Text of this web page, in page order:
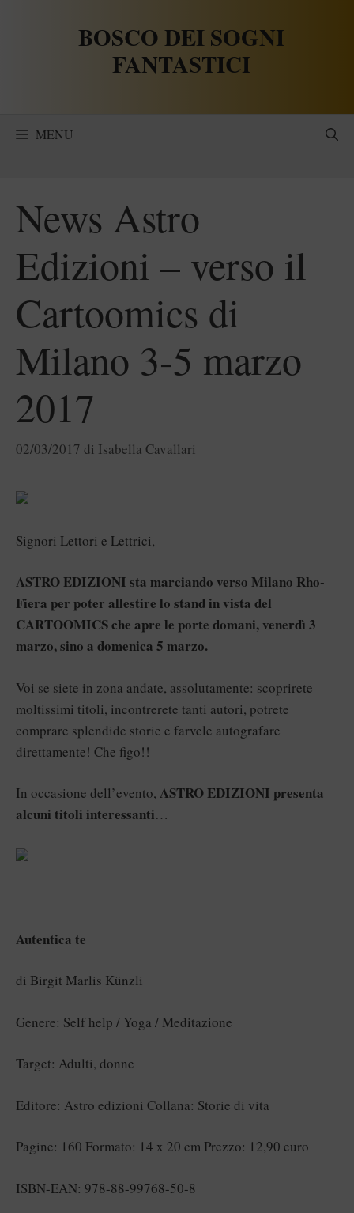
BOSCO DEI SOGNI
FANTASTICI
MENU
News Astro
Edizioni – verso il
Cartoomics di
Milano 3-5 marzo
2017
02/03/2017 di Isabella Cavallari
Signori Lettori e Lettrici,
ASTRO EDIZIONI sta marciando verso Milano Rho-
Fiera per poter allestire lo stand in vista del
CARTOOMICS che apre le porte domani, venerdì 3
marzo, sino a domenica 5 marzo.
Voi se siete in zona andate, assolutamente: scoprirete
moltissimi titoli, incontrerete tanti autori, potrete
comprare splendide storie e farvele autografare
direttamente! Che figo!!
In occasione dell’evento, ASTRO EDIZIONI presenta
alcuni titoli interessanti…
Autentica te
di Birgit Marlis Künzli
Genere: Self help / Yoga / Meditazione
Target: Adulti, donne
Editore: Astro edizioni Collana: Storie di vita
Pagine: 160 Formato: 14 x 20 cm Prezzo: 12,90 euro
ISBN-EAN: 978-88-99768-50-8